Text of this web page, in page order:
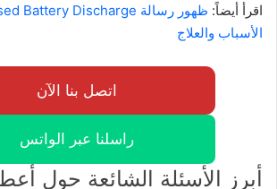
اقرأ أيضاً:
الأسباب والعلاج
اتصل بنا الآن
راسلنا عبر الواتس